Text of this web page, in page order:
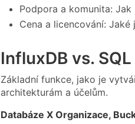
Podpora a komunita:
Cena a licencování:
InfluxDB vs. SQL
Základní funkce, jako je
architekturám a účelům.
Databáze X Organizace,